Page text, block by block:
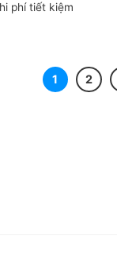
phí tiết kiệm
1 2